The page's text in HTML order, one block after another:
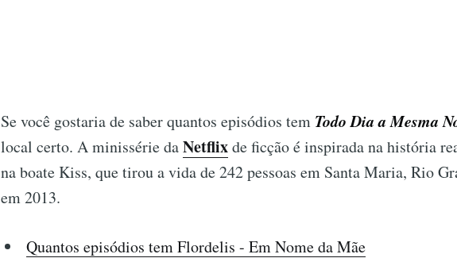
Se você gostaria de saber quantos episódios tem Todo Dia a Mesma
local certo. A minissérie daNetflixde ficção é inspirada na história
na boate Kiss, que tirou a vida de 242 pessoas em Santa Maria, Rio
em 2013.
Quantos episódios tem Flordelis - Em Nome da Mãe